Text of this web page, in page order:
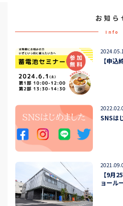
お知ら
Info
【申
SNSは
【9月
ョール